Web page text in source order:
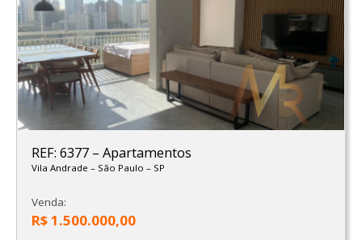
REF: 6377 – Apartamentos
Vila Andrade – São Paulo – SP
Venda:
R$ 1.500.000,00